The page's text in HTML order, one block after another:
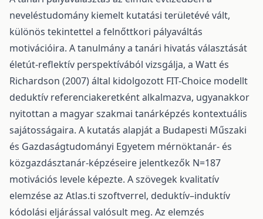
neveléstudomány kiemelt kutatási területévé vált,
különös tekintettel a felnőttkori pályaváltás
motivációira. A tanulmány a tanári hivatás választását
életút-reflektív perspektívából vizsgálja, a Watt és
Richardson (2007) által kidolgozott FIT-Choice modellt
deduktív referenciakeretként alkalmazva, ugyanakkor
nyitottan a magyar szakmai tanárképzés kontextuális
sajátosságaira. A kutatás alapját a Budapesti Műszaki
és Gazdaságtudományi Egyetem mérnöktanár- és
közgazdásztanár-képzéseire jelentkezők N=187
motivációs levele képezte. A szövegek kvalitatív
elemzése az Atlas.ti szoftverrel, deduktív–induktív
kódolási eljárással valósult meg. Az elemzés